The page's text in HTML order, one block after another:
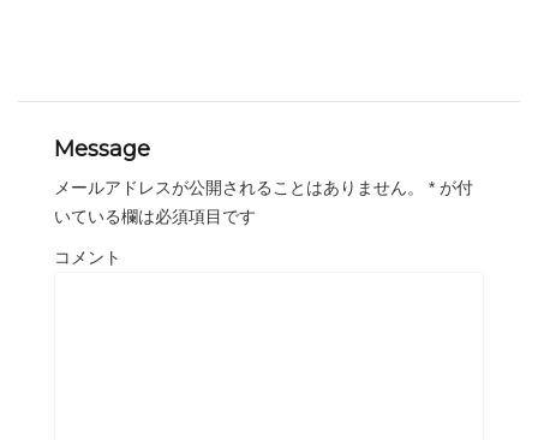
Message
メールアドレスが公開されることはありません。 * が付
いている欄は必須項目です
コメント